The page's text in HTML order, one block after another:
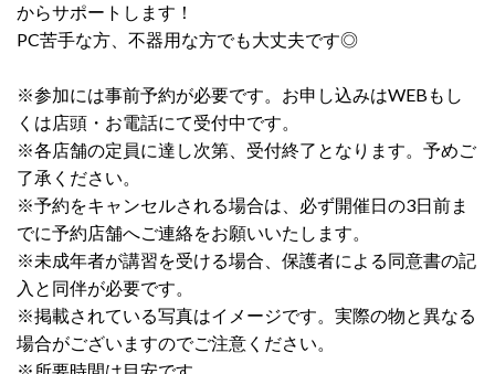
からサポートします！
PC苦手な方、不器用な方でも大丈夫です◎
※参加には事前予約が必要です。お申し込みはWEBもし
くは店頭・お電話にて受付中です。
※各店舗の定員に達し次第、受付終了となります。予めご
了承ください。
※予約をキャンセルされる場合は、必ず開催日の3日前ま
でに予約店舗へご連絡をお願いいたします。
※未成年者が講習を受ける場合、保護者による同意書の記
入と同伴が必要です。
※掲載されている写真はイメージです。実際の物と異なる
場合がございますのでご注意ください。